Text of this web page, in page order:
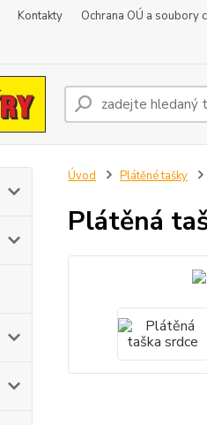
Kontakty Ochrana OÚ a soubory
Úvod Plátěné tašky
Plátěná